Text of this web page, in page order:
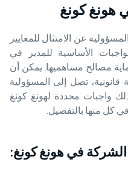
هونغ كونغ
عن الامتثال للمعايير
الأساسية للمدير في
مصالح مساهميها. يمكن أن
تصل إلى المسؤولية
واجبات محددة لهونغ كونغ
كل منها بالتفصيل.
في هونغ كونغ: